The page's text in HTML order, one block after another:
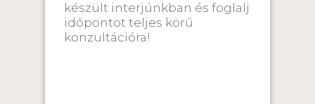
készült interjúnkban és foglalj
időpontot teljes körű
konzultációra!